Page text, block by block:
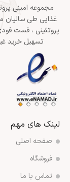
مجموعه امینی
غذایی طی سالیان
پروتئینی ، فست
تسهیل خرید
لینک های مهم
صفحه اصلی
فروشگاه
تماس با ما